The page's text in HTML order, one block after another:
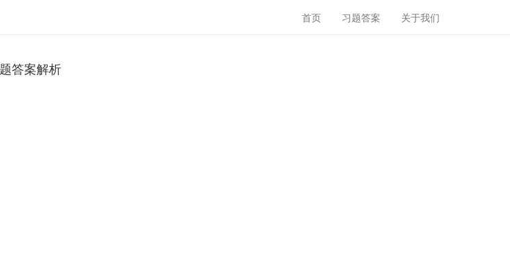
首页 习题答案 关于我们
答案解析